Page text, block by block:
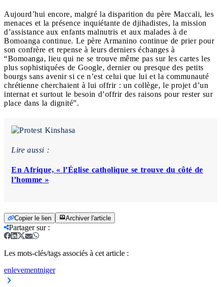
Aujourd’hui encore, malgré la disparition du père Maccali, les
menaces et la présence inquiétante de djihadistes, la mission
d’assistance aux enfants malnutris et aux malades à de
Bomoanga continue. Le père Armanino continue de prier pour
son confrère et repense à leurs derniers échanges à
“Bomoanga, lieu qui ne se trouve même pas sur les cartes les
plus sophistiquées de Google, dernier ou presque des petits
bourgs sans avenir si ce n’est celui que lui et la communauté
chrétienne cherchaient à lui offrir : un collège, le projet d’un
internat et surtout le besoin d’offrir des raisons pour rester sur
place dans la dignité”.
Lire aussi :
En Afrique, « l’Église catholique se trouve du côté de
l’homme »
Copier le lien Archiver l'article
Partager sur:
Les mots-clés/tags associés à cet article :
enlevementniger